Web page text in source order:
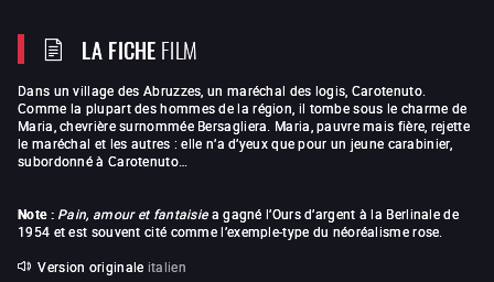
LA FICHEFILM
Dans un village des Abruzzes, un maréchal des logis, Carotenuto.
Comme la plupart des hommes de la région, il tombe sous le charme de
Maria, chevrière surnommée Bersagliera. Maria, pauvre mais fière, rejette
le maréchal et les autres : elle n’a d’yeux que pour un jeune carabinier,
subordonné à Carotenuto…
Note : Pain, amour et fantaisiea gagné l’Ours d’argent à la Berlinale de
1954 et est souvent cité comme l’exemple-type du néoréalisme rose.
Version originale italien